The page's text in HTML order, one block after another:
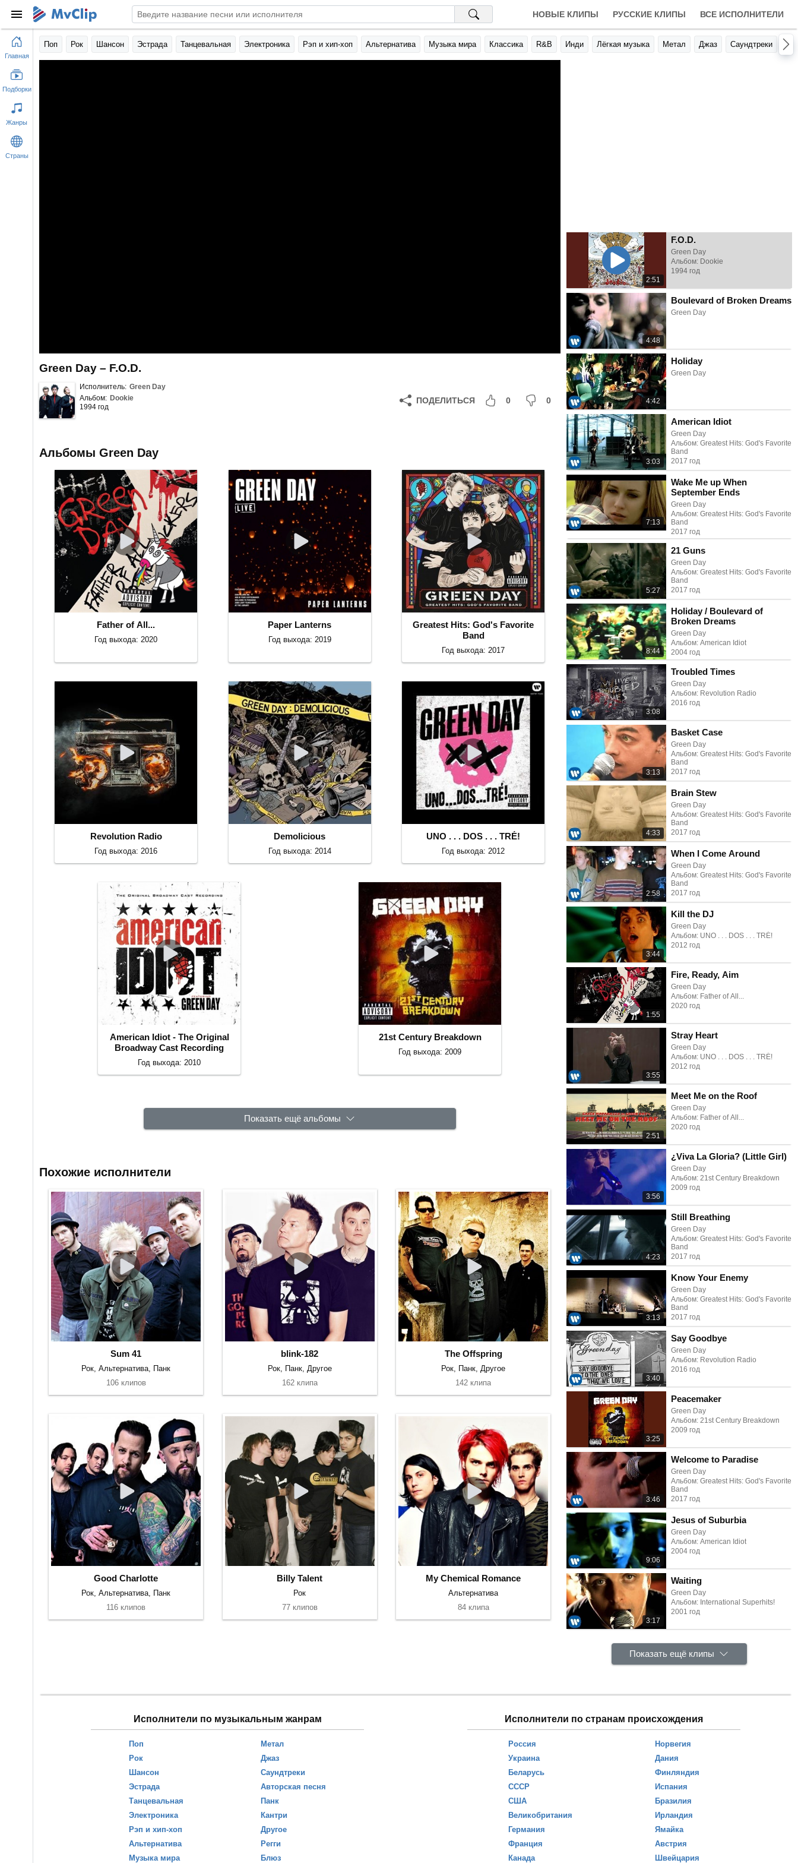
НОВЫЕ КЛИПЫ РУССКИЕ КЛИПЫ ВСЕ ИСПОЛНИТЕЛИ
Поп Рок Шансон Эстрада Танцевальная Электроника Рэп и хип-хоп Альтернатива Музыка мира Классика R&B Инди Лёгкая музыка Метал Джаз Саундтреки
Green Day – F.O.D.
Исполнитель: Green Day
Альбом: Dookie
1994 год
ПОДЕЛИТЬСЯ 0 0
2:51
F.O.D.
Green Day
Альбом: Dookie
1994 год
4:48
Boulevard of Broken Dreams
Green Day
4:42
Holiday
Green Day
3:03
American Idiot
Green Day
Альбом: Greatest Hits: God's Favorite
Band
2017 год
7:13
Wake Me up When
September Ends
Green Day
Альбом: Greatest Hits: God's Favorite
Band
2017 год
5:27
21 Guns
Green Day
Альбом: Greatest Hits: God's Favorite
Band
2017 год
8:44
Holiday / Boulevard of
Broken Dreams
Green Day
Альбом: American Idiot
2004 год
3:08
Troubled Times
Green Day
Альбом: Revolution Radio
2016 год
3:13
Basket Case
Green Day
Альбом: Greatest Hits: God's Favorite
Band
2017 год
4:33
Brain Stew
Green Day
Альбом: Greatest Hits: God's Favorite
Band
2017 год
2:58
When I Come Around
Green Day
Альбом: Greatest Hits: God's Favorite
Band
2017 год
3:44
Kill the DJ
Green Day
Альбом: UNO . . . DOS . . . TRÉ!
2012 год
1:55
Fire, Ready, Aim
Green Day
Альбом: Father of All...
2020 год
3:55
Stray Heart
Green Day
Альбом: UNO . . . DOS . . . TRÉ!
2012 год
2:51
Meet Me on the Roof
Green Day
Альбом: Father of All...
2020 год
3:56
¿Viva La Gloria? (Little Girl)
Green Day
Альбом: 21st Century Breakdown
2009 год
4:23
Still Breathing
Green Day
Альбом: Greatest Hits: God's Favorite
Band
2017 год
3:13
Know Your Enemy
Green Day
Альбом: Greatest Hits: God's Favorite
Band
2017 год
3:40
Say Goodbye
Green Day
Альбом: Revolution Radio
2016 год
3:25
Peacemaker
Green Day
Альбом: 21st Century Breakdown
2009 год
3:46
Welcome to Paradise
Green Day
Альбом: Greatest Hits: God's Favorite
Band
2017 год
9:06
Jesus of Suburbia
Green Day
Альбом: American Idiot
2004 год
3:17
Waiting
Green Day
Альбом: International Superhits!
2001 год
Показать ещё клипы
Альбомы Green Day
Father of All...
Год выхода: 2020
Paper Lanterns
Год выхода: 2019
Greatest Hits: God's Favorite
Band
Год выхода: 2017
Revolution Radio
Год выхода: 2016
Demolicious
Год выхода: 2014
UNO . . . DOS . . . TRÉ!
Год выхода: 2012
American Idiot - The Original
Broadway Cast Recording
Год выхода: 2010
21st Century Breakdown
Год выхода: 2009
Показать ещё альбомы
Похожие исполнители
Sum 41
Рок, Альтернатива, Панк
106 клипов
blink-182
Рок, Панк, Другое
162 клипа
The Offspring
Рок, Панк, Другое
142 клипа
Good Charlotte
Рок, Альтернатива, Панк
116 клипов
Billy Talent
Рок
77 клипов
My Chemical Romance
Альтернатива
84 клипа
Исполнители по музыкальным жанрам
Поп
Рок
Шансон
Эстрада
Танцевальная
Электроника
Рэп и хип-хоп
Альтернатива
Музыка мира
Метал
Джаз
Саундтреки
Авторская песня
Панк
Кантри
Другое
Регги
Блюз
Исполнители по странам происхождения
Россия
Украина
Беларусь
СССР
США
Великобритания
Германия
Франция
Канада
Норвегия
Дания
Финляндия
Испания
Бразилия
Ирландия
Ямайка
Австрия
Швейцария
Главная
Подборки
Жанры
Страны